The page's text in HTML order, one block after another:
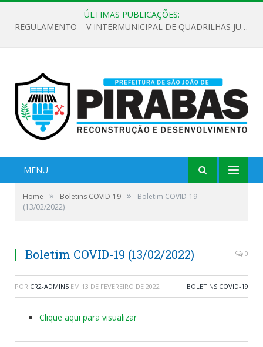
ÚLTIMAS PUBLICAÇÕES:
REGULAMENTO – V INTERMUNICIPAL DE QUADRILHAS JUNINAS 2026
MENU
Home » Boletins COVID-19 »
Boletim COVID-19
(13/02/2022)
Boletim COVID-19 (13/02/2022) 0
POR CR2-ADMIN5 EM 13 DE FEVEREIRO DE 2022 BOLETINS COVID-19
Clique aqui para visualizar